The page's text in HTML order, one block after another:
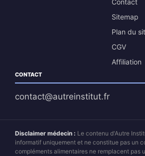
Contact
Sitemap
Plan du
CGV
Affiliation
CONTACT
contact@autreinstitut.fr
Disclaimer médecin : Le contenu d'Autre
informatif uniquement et ne constitue pas un
compléments alimentaires ne remplacent pas